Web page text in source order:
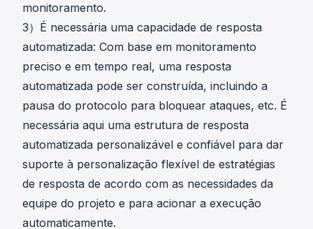
monitoramento.
3）É necessária uma capacidade de resposta
automatizada: Com base em monitoramento
preciso e em tempo real, uma resposta
automatizada pode ser construída, incluindo a
pausa do protocolo para bloquear ataques, etc. É
necessária aqui uma estrutura de resposta
automatizada personalizável e confiável para dar
suporte à personalização flexível de estratégias
de resposta de acordo com as necessidades da
equipe do projeto e para acionar a execução
automaticamente.